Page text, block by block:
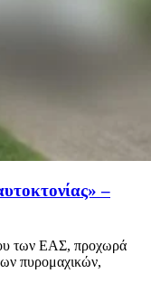
–
των ΕΑΣ, προχωρά
πυρομαχικών,